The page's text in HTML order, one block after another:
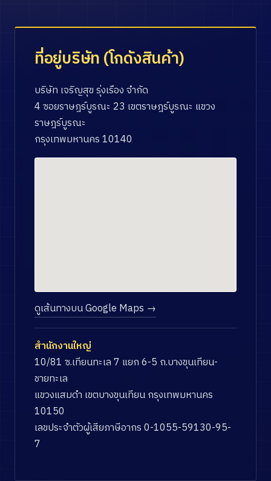
ที่อยู่บริษัท (โกดังสินค้า)
บริษัท เจริญสุข รุ่งเรือง จำกัด
4 ซอยราษฎร์บูรณะ 23 เขตราษฎร์บูรณะ แขวง
ราษฎร์บูรณะ
กรุงเทพมหานคร 10140
ดูเส้นทางบน Google Maps →
สำนักงานใหญ่
10/81 ซ.เทียนทะเล 7 แยก 6-5 ถ.บางขุนเทียน-
ชายทะเล
แขวงแสมดำ เขตบางขุนเทียน กรุงเทพมหานคร
10150
เลขประจำตัวผู้เสียภาษีอากร 0-1055-59130-95-
7